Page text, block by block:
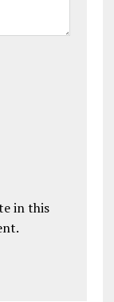
in this